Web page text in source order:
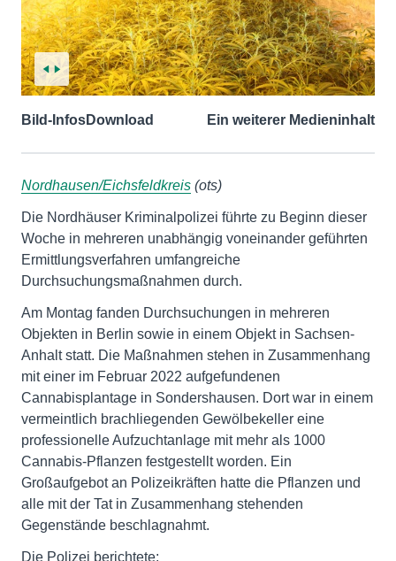
Bild-InfosDownload Ein weiterer Medieninhalt
Nordhausen/Eichsfeldkreis (ots)
Die Nordhäuser Kriminalpolizei führte zu Beginn dieser
Woche in mehreren unabhängig voneinander geführten
Ermittlungsverfahren umfangreiche
Durchsuchungsmaßnahmen durch.
Am Montag fanden Durchsuchungen in mehreren
Objekten in Berlin sowie in einem Objekt in Sachsen-
Anhalt statt. Die Maßnahmen stehen in Zusammenhang
mit einer im Februar 2022 aufgefundenen
Cannabisplantage in Sondershausen. Dort war in einem
vermeintlich brachliegenden Gewölbekeller eine
professionelle Aufzuchtanlage mit mehr als 1000
Cannabis-Pflanzen festgestellt worden. Ein
Großaufgebot an Polizeikräften hatte die Pflanzen und
alle mit der Tat in Zusammenhang stehenden
Gegenstände beschlagnahmt.
Die Polizei berichtete: